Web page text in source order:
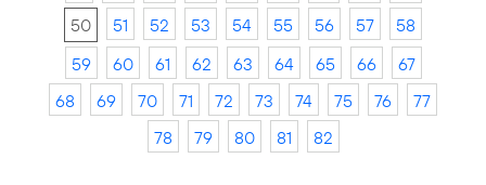
50
51 52 53 54 55 56 57
58
59
60 61 62 63 64 65 66
67
68
69 70 71 72 73 74 75 76
77
78
79 80 81 82